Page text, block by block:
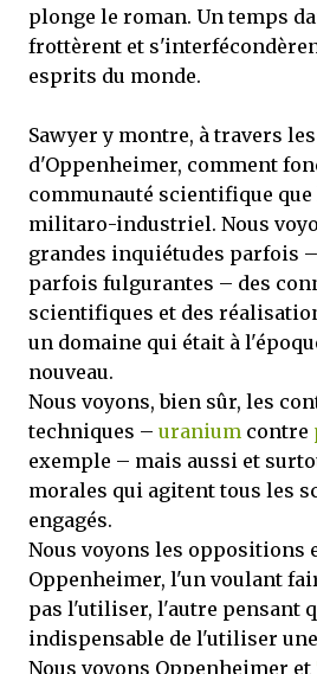
plonge le roman. Un temps
frottèrent et
esprits du monde.
Sawyer y montre, à travers
d'Oppenheimer, comment
communauté scientifique
militaro-industriel. Nous
grandes inquiétudes parfois
parfois fulgurantes – des
scientifiques et des
un domaine qui était à
nouveau.
Nous voyons, bien sûr, les
techniques – uranium contre
exemple – mais aussi et
morales qui agitent tous les
engagés.
Nous voyons les oppositions
Oppenheimer, l'un voulant
pas l'utiliser, l'autre pensant
indispensable de l'utiliser
Nous voyons Oppenheimer et